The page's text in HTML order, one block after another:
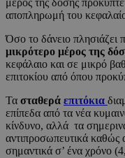
μέρος της δόσης
αποπληρωμή του
Όσο το δάνειο πλησιάζει
μικρότερο μέρος της
κεφάλαιο και σε μικρό
επιτοκίου από όπου
Τα σταθερά επιτόκια
επίπεδα από τα νέα
κίνδυνο, αλλά τα
αντιπροσωπευτικά καθώς
σημαντικά σ’ ένα χρόνο